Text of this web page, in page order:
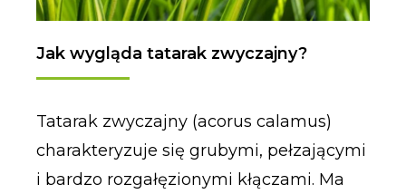
Jak wygląda tatarak zwyczajny?
Tatarak zwyczajny (acorus calamus)
charakteryzuje się grubymi, pełzającymi
i bardzo rozgałęzionymi kłączami. Ma